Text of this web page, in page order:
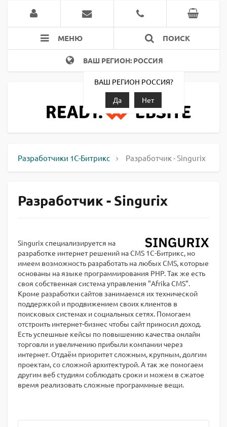
МЕНЮ ПОИСК
ВАШ РЕГИОН: РОССИЯ
ВАШ РЕГИОН РОССИЯ?
Да
Нет
Разработчики 1С-Битрикс Разработчик - Singurix
Разработчик - Singurix
Singurix специализируется на
разработке интернет решений на CMS 1С-Битрикс, но
имеем возможность разработать на любых CMS, которые
основаны на языке программирования PHP. Так же есть
своя собственная система управления "Afrika CMS".
Кроме разработки сайтов занимаемся их технической
поддержкой и продвижением своих клиентов в
поисковых системах и социальных сетях. Помогаем
отстроить интернет-бизнес чтобы сайт приносил доход.
Есть успешные кейсы по повышению качества онлайн
торговли и увеличению прибыли компании через
интернет. Отдаём приоритет сложным, крупным, долгим
проектам, со сложной архитектурой. А так же помогаем
другим веб студиям соблюдать сроки и можем в сжатое
время реализовать сложные программные вещи.